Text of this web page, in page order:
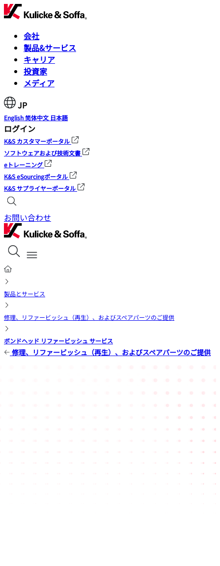
会社
製品&サービス
キャリア
投資家
メディア
JP
English简体中文 日本語
ログイン
K&S カスタマーポータル
ソフトウェアおよび技術文書
eトレーニング
K&S eSourcingポータル
K&S サプライヤーポータル
お問い合わせ
製品とサービス
修理、リファービッシュ（再生）、およびスペアパーツのご提供
ボンドヘッド リファービッシュ サービス
修理、リファービッシュ（再生）、およびスペアパーツのご提供